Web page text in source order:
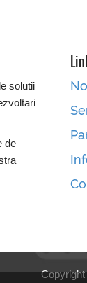
solutii
de